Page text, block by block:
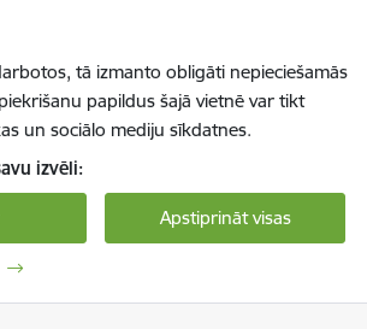
tā izmanto obligāti nepieciešamās
papildus šajā vietnē var tikt
un sociālo mediju sīkdatnes.
izvēli:
Apstiprināt visas